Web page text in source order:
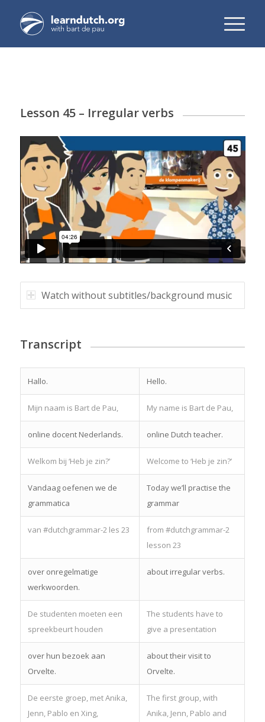
Lesson 45 – Irregular verbs
Watch without subtitles/background music
Transcript
Hallo. Hello.
Mijn naam is Bart de Pau, My name is Bart de Pau,
online docent Nederlands. online Dutch teacher.
Welkom bij ‘Heb je zin?’ Welcome to ‘Heb je zin?’
Vandaag oefenen we de
grammatica
Today we’ll practise the
grammar
van #dutchgrammar-2 les 23
from #dutchgrammar-2
lesson 23
over onregelmatige
werkwoorden.
about irregular verbs.
De studenten moeten een
spreekbeurt houden
The students have to
give a presentation
over hun bezoek aan
Orvelte.
about their visit to
Orvelte.
De eerste groep, met Anika,
Jenn, Pablo en Xing,
The first group, with
Anika, Jenn, Pablo and